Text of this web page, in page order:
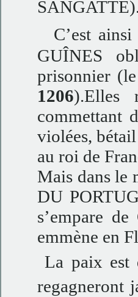
C’est
GUÎNES
prisonnier
1206).Elles
commettant
violées,
au roi de
Mais dans le
DU
s’empare
emmène en
La paix est
regagneront